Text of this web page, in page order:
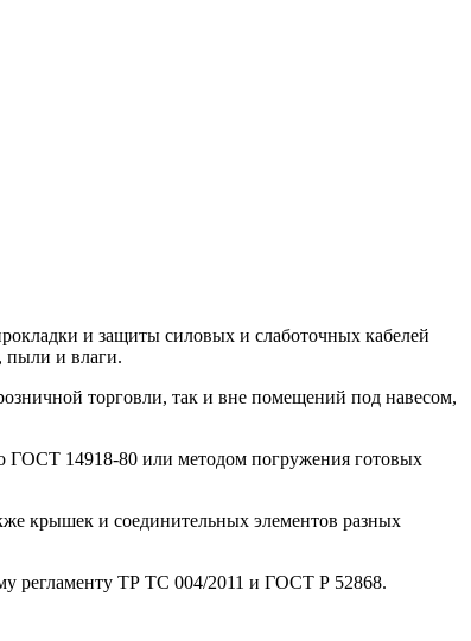
и защиты силовых и слаботочных кабелей
пыли и влаги.
торговли, так и вне помещений под навесом,
ГОСТ 14918-80 или методом погружения готовых
крышек и соединительных элементов разных
регламенту ТР ТС 004/2011 и ГОСТ Р 52868.